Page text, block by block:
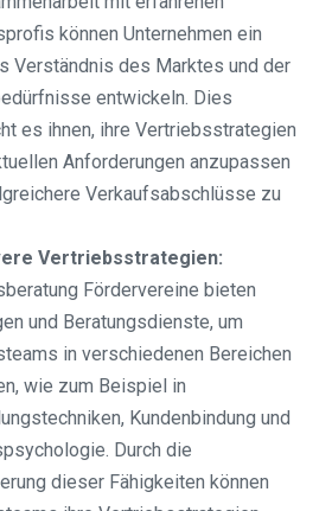
können Unternehmen ein
Verständnis des Marktes und der
entwickeln. Dies
es ihnen, ihre Vertriebsstrategien
Anforderungen anzupassen
Verkaufsabschlüsse zu
Vertriebsstrategien:
Fördervereine bieten
und Beratungsdienste, um
in verschiedenen Bereichen
wie zum Beispiel in
Kundenbindung und
Durch die
dieser Fähigkeiten können